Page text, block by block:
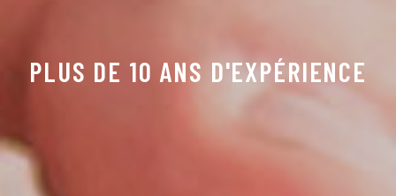
PLUS DE 10 ANS D'EXPÉRIENCE